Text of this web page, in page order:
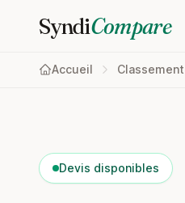
SyndiCompare
Accueil
Devis disponibles